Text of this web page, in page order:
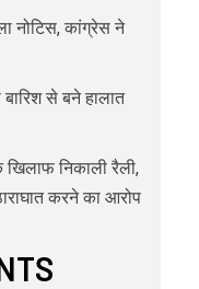
नोटिस, कांग्रेस ने
से बने हालात
खिलाफ निकाली रैली,
करने का आरोप